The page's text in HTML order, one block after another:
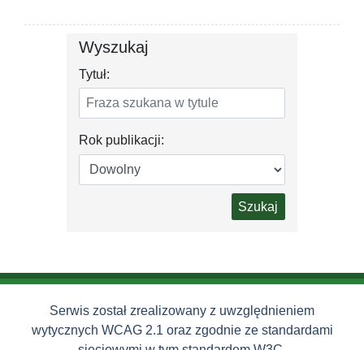
Wyszukaj
Tytuł:
Rok publikacji:
Szukaj
Serwis został zrealizowany z uwzględnieniem
wytycznych WCAG 2.1 oraz zgodnie ze standardami